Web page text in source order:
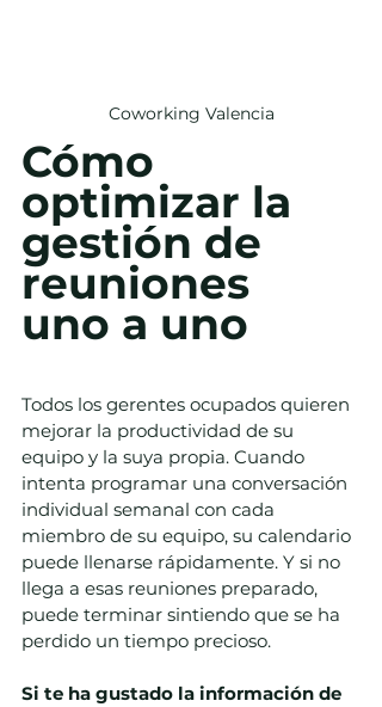
Coworking Valencia
Cómo
optimizar la
gestión de
reuniones
uno a uno
Todos los gerentes ocupados quieren
mejorar la productividad de su
equipo y la suya propia. Cuando
intenta programar una conversación
individual semanal con cada
miembro de su equipo, su calendario
puede llenarse rápidamente. Y si no
llega a esas reuniones preparado,
puede terminar sintiendo que se ha
perdido un tiempo precioso.
Si te ha gustado la información de